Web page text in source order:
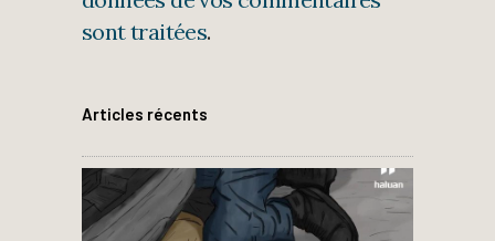
sont traitées.
Articles récents